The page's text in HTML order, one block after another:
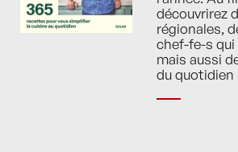
découvrirez
régionales,
chef-fe-s qui
mais aussi
du quotidien